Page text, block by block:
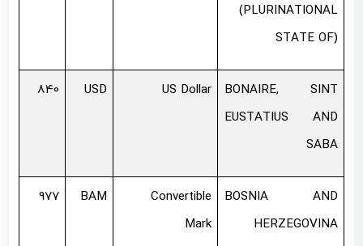
(PLURINATIONAL
STATE OF)
BONAIRE, SINT
EUSTATIUS AND
SABA
US Dollar
USD
840
BOSNIA AND
HERZEGOVINA
Convertible
Mark
BAM
977